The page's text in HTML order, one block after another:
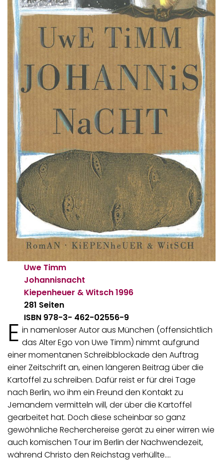
Uwe Timm
Johannisnacht
Kiepenheuer & Witsch1996
281 Seiten
ISBN 978-3-‎ 462-02556-9
E in namenloser Autor aus München (offensichtlich
das Alter Ego von Uwe Timm) nimmt aufgrund
einer momentanen Schreibblockade den Auftrag
einer Zeitschrift an, einen längeren Beitrag über die
Kartoffel zu schreiben. Dafür reist er für drei Tage
nach Berlin, wo ihm ein Freund den Kontakt zu
Jemandem vermitteln will, der über die Kartoffel
gearbeitet hat. Doch diese scheinbar so ganz
gewöhnliche Recherchereise gerät zu einer wirren wie
auch komischen Tour im Berlin der Nachwendezeit,
während Christo den Reichstag verhüllte.…